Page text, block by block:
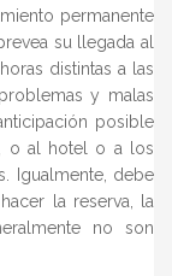
permanente
su llegada al
distintas a las
y malas
posible
o al hotel o a los
Igualmente, debe
la reserva, la
no son